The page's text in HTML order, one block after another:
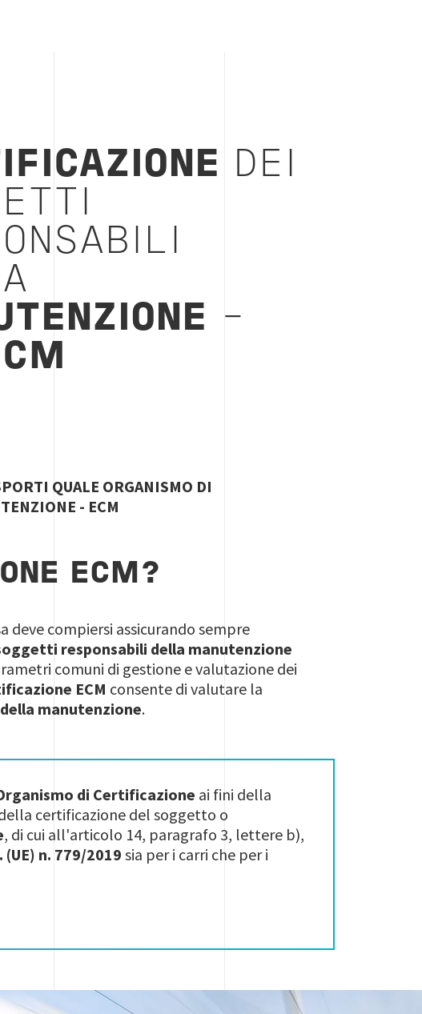
DEI
-
QUALE ORGANISMO DI
- ECM
ECM?
deve compiersi assicurando sempre
responsabili della manutenzione
comuni di gestione e valutazione dei
ECM consente di valutare la
manutenzione.
di Certificazione ai fini della
certificazione del soggetto o
, di cui all'articolo 14, paragrafo 3, lettere b),
(UE) n. 779/2019 sia per i carri che per i